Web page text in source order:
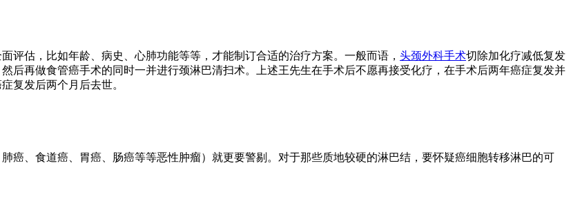
评估，比如年龄、病史、心肺功能等等，才能制订合适的治疗方案。一般而语， 头颈外科手术切除加化疗减低复发
后再做食管癌手术的同时一并进行颈淋巴清扫术。上述王先生在手术后不愿再接受化疗，在手术后两年癌症复发并
复发后两个月后去世。
癌、食道癌、胃癌、肠癌等等恶性肿瘤）就更要警剔。对于那些质地较硬的淋巴结，要怀疑癌细胞转移淋巴的可